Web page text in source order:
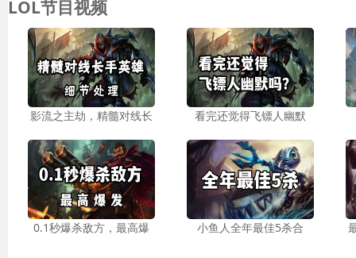
LOL节目视频
影流之主劫，精髓对线长 看完还觉得飞镖人幽默
0.1秒爆杀敌方，最高爆 小鱼人全年最佳5杀合